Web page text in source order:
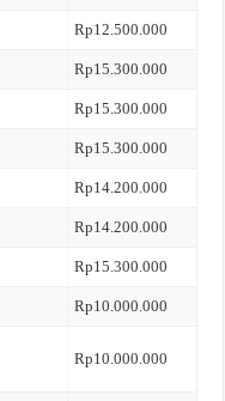
Rp12.500.000
Rp15.300.000
Rp15.300.000
Rp15.300.000
Rp14.200.000
Rp14.200.000
Rp15.300.000
Rp10.000.000
Rp10.000.000